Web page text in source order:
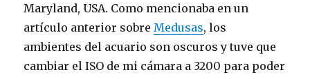
Maryland, USA. Como mencionaba en un
artículo anterior sobre Medusas, los
ambientes del acuario son oscuros y tuve que
cambiar el ISO de mi cámara a 3200 para poder